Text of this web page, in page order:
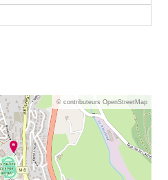
© contributeurs OpenStreetMap